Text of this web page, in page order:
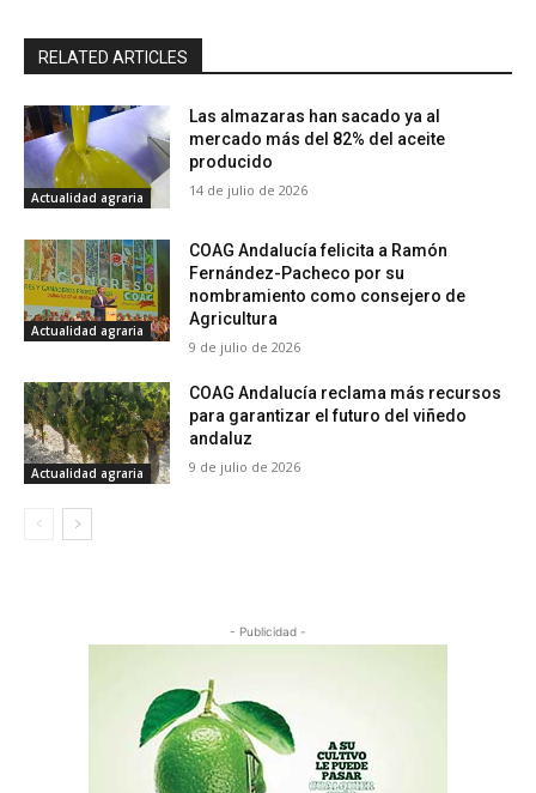
RELATED ARTICLES
Actualidad agraria
Las almazaras han sacado ya al
mercado más del 82% del aceite
producido
14 de julio de 2026
Actualidad agraria
COAG Andalucía felicita a Ramón
Fernández-Pacheco por su
nombramiento como consejero de
Agricultura
9 de julio de 2026
Actualidad agraria
COAG Andalucía reclama más recursos
para garantizar el futuro del viñedo
andaluz
9 de julio de 2026
- Publicidad -